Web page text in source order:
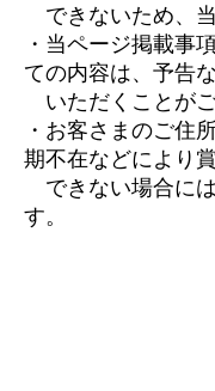
できないため、
・当ページ掲載事
ての内容は、予告
いただくことが
・お客さまのご住
期不在などにより
できない場合に
す。